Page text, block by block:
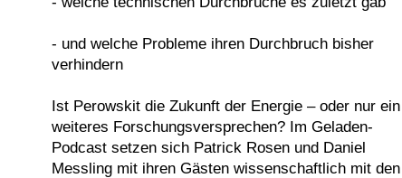
- und welche Probleme ihren Durchbruch bisher
verhindern
Ist Perowskit die Zukunft der Energie – oder nur ein
weiteres Forschungsversprechen? Im Geladen-
Podcast setzen sich Patrick Rosen und Daniel
Messling mit ihren Gästen wissenschaftlich mit den